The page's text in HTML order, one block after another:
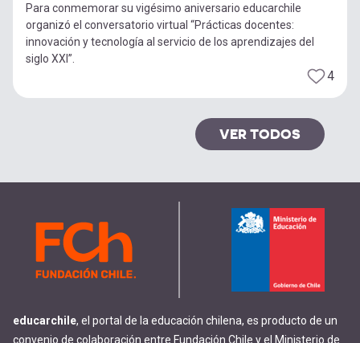
Para conmemorar su vigésimo aniversario educarchile
organizó el conversatorio virtual “Prácticas docentes:
innovación y tecnología al servicio de los aprendizajes del
siglo XXI”.
4
VER TODOS
educarchile, el portal de la educación chilena, es producto de un
convenio de colaboración entre Fundación Chile y el Ministerio de